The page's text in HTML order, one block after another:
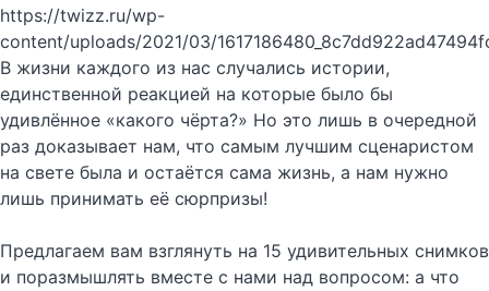
https://twizz.ru/wp-
content/uploads/2021/03/
В жизни каждого из нас случались истории,
единственной реакцией на которые было бы
удивлённое «какого чёрта?» Но это лишь в очередной
раз доказывает нам, что самым лучшим сценаристом
на свете была и остаётся сама жизнь, а нам нужно
лишь принимать её сюрпризы!
Предлагаем вам взглянуть на 15 удивительных снимков
и поразмышлять вместе с нами над вопросом: а что